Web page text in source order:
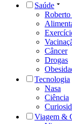
Saúde
Câncer
Drogas
Tecnologia
Nasa
Ciência
Viagem &